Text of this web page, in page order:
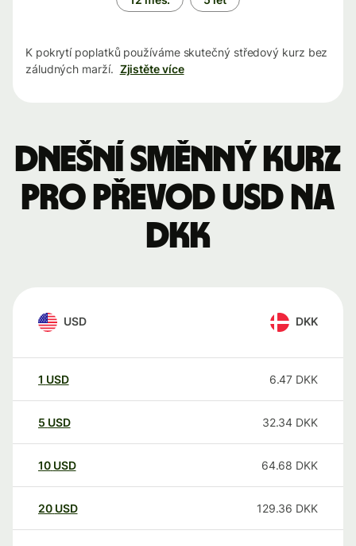
K pokrytí poplatků používáme skutečný středový kurz bez
záludných marží. Zjistěte více
Dnešní směnný kurz
pro převod USD na
DKK
USD DKK
1 USD 6.47 DKK
5 USD 32.34 DKK
10 USD 64.68 DKK
20 USD 129.36 DKK